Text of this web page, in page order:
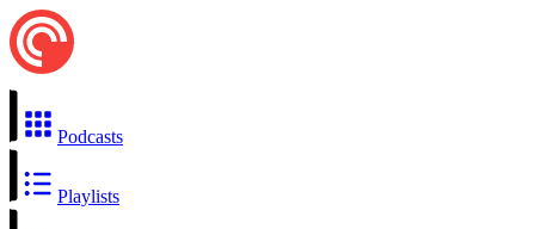
Podcasts
Playlists